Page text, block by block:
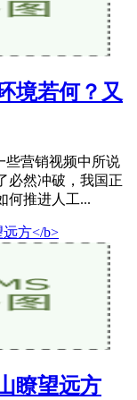
境若何？又
些营销视频中所说
必然冲破，我国正
何推进人工...
瞭望远方